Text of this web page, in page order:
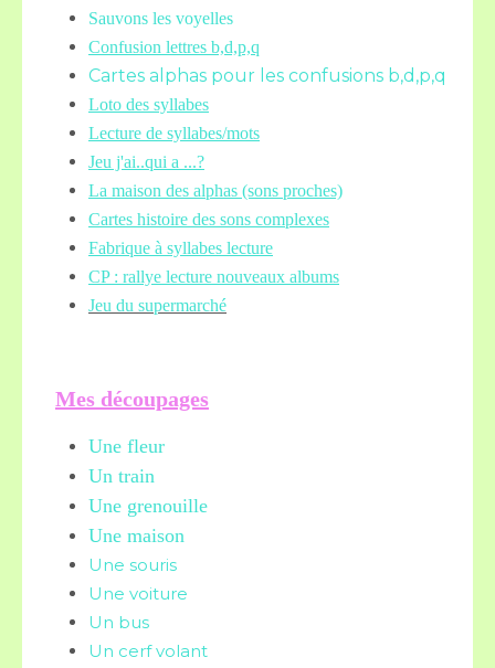
Sauvons les voyelles
Confusion lettres b,d,p,q
Cartes alphas pour les confusions b,d,p,q
Loto des syllabes
Lecture de syllabes/mots
Jeu j'ai..qui a ...?
La maison des alphas (sons proches)
Cartes histoire des sons complexes
Fabrique à syllabes lecture
CP : rallye lecture nouveaux albums
Jeu du supermarché
Mes découpages
Une fleur
Un train
Une grenouille
Une maison
Une souris
Une voiture
Un bus
Un cerf volant